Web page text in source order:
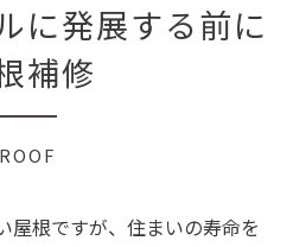
に発展する前に
補修
ROOF
屋根ですが、住まいの寿命を